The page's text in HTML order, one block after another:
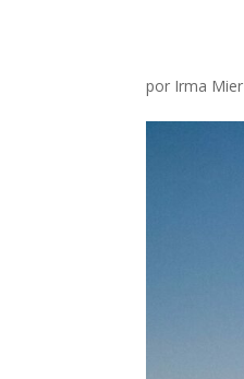
por Irma Mier